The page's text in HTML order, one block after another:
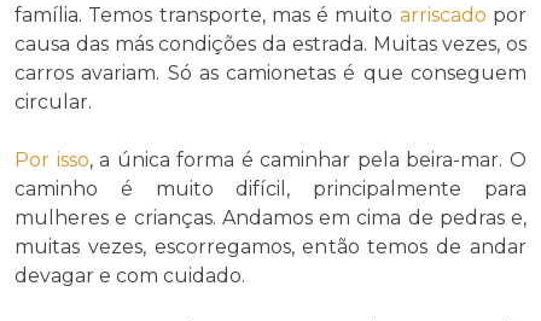
família. Temos transporte, mas é muito arriscado por
causa das más condições da estrada. Muitas vezes, os
carros avariam. Só as camionetas é que conseguem
circular.
Por isso, a única forma é caminhar pela beira-mar. O
caminho é muito difícil, principalmente para
mulheres e crianças. Andamos em cima de pedras e,
muitas vezes, escorregamos, então temos de andar
devagar e com cuidado.